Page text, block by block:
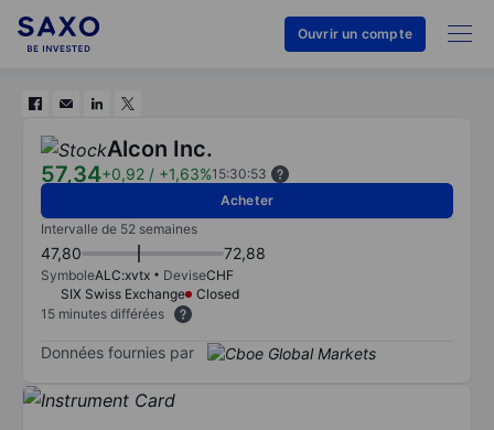
Ouvrir un compte
Alcon Inc.
57,34+0,92 / +1,63%15:30:53
Acheter
Intervalle de 52 semaines
47,80 72,88
SymboleALC:xvtx DeviseCHF
SIX Swiss Exchange
Closed
15 minutes différées
Données fournies par